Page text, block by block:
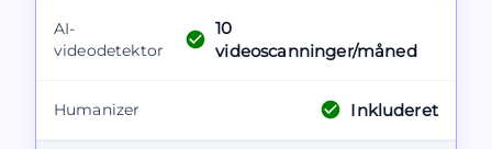
AI-
videodetektor
10
videoscanninger/måned
Humanizer Inkluderet